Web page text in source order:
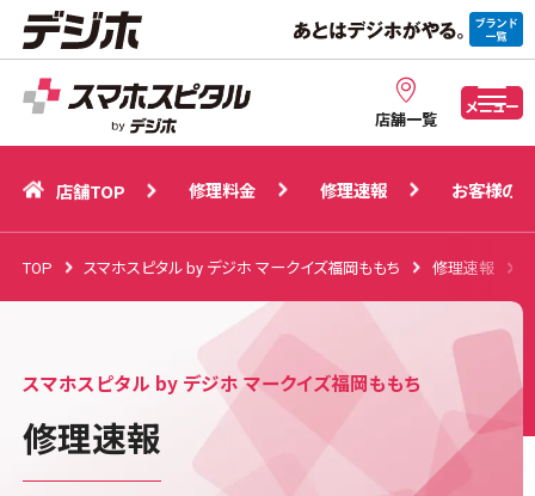
店舗一覧
メニュー
店舗TOP 修理速報 お客様の声
店舗TOP 修理料金 修理速報 お客様の声
TOP スマホスピタル by デジホ マークイズ福岡ももち 修理速報
スマホスピタル by デジホ マークイズ福岡ももち
修理速報